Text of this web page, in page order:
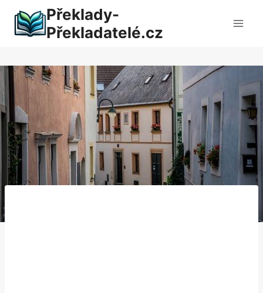
obsah
Překlady-
Překladatelé.cz